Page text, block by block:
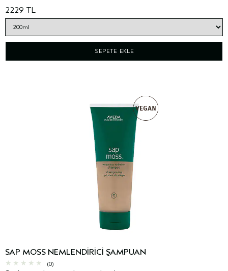
2229 TL
SEPETE EKLE
SAP MOSS NEMLENDIRICI ŞAMPUAN
(0)